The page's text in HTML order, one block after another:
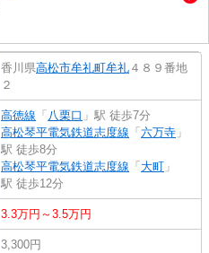
香川県高松市牟礼町牟礼 ４８９番地
２
高徳線 「 八栗口 」駅 徒歩7分
高松琴平電気鉄道志度線 「 六万寺 」
駅 徒歩8分
高松琴平電気鉄道志度線 「 大町 」
駅 徒歩12分
3.3万円～3.5万円
3,300円